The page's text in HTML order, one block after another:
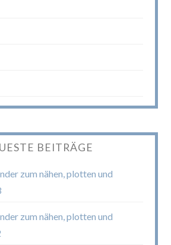
BEITRÄGE
zum nähen, plotten und
zum nähen, plotten und